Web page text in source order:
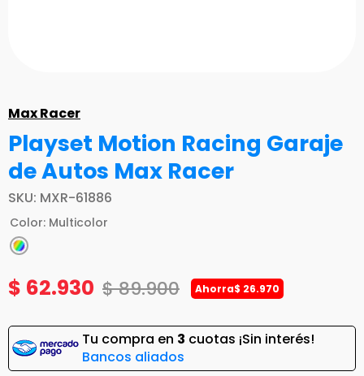
Max Racer
Playset Motion Racing Garaje
de Autos Max Racer
SKU: MXR-61886
Color: Multicolor
$ 62.930 $89.900 Ahorra$ 26.970
Tu compra en 3 cuotas ¡Sin interés!
Bancos aliados